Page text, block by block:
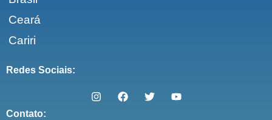
Ceará
Cariri
Redes Sociais:
Contato: